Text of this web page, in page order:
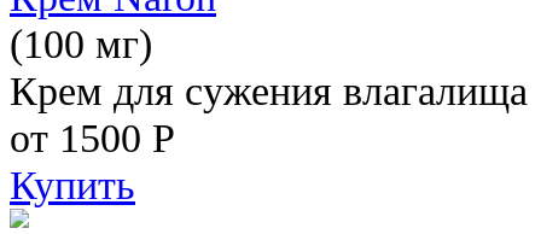
(100 мг)
Крем для сужения влагалища
от 1500 Р
Купить